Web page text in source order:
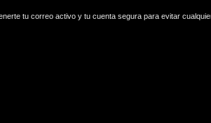
tu correo activo y tu cuenta segura para evitar